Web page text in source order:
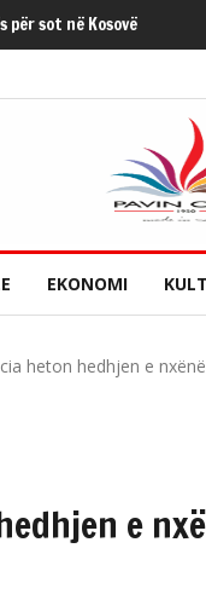
për sot në Kosovë
EKONOMI
heton hedhjen e
e